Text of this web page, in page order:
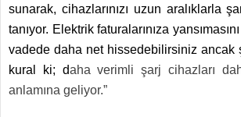
sunarak, cihazlarınızı uzun aralıklarla
tanıyor. Elektrik faturalarınıza
vadede daha net hissedebilirsiniz ancak
kural ki; daha verimli şarj cihazları
anlamına geliyor.”